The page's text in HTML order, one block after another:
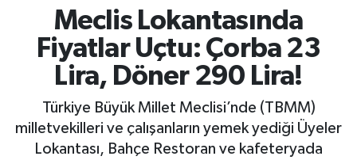
Meclis Lokantasında
Fiyatlar Uçtu: Çorba 23
Lira, Döner 290 Lira!
Türkiye Büyük Millet Meclisi’nde (TBMM)
milletvekilleri ve çalışanların yemek yediği Üyeler
Lokantası, Bahçe Restoran ve kafeteryada
Borsa Haberleri
İş Dünyası
Lojistik
Otovitrin
Süper Lig Puan Durumu ve Fikstür
Tüm Manşetler
Son Dakika Haberleri
Haber Arşivi